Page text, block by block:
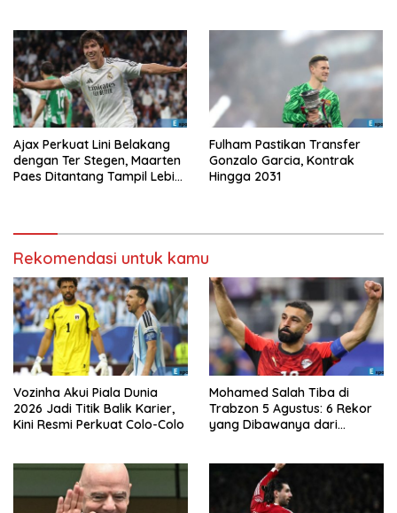
Ajax Perkuat Lini Belakang
dengan Ter Stegen, Maarten
Paes Ditantang Tampil Lebih
Fulham Pastikan Transfer
Gonzalo Garcia, Kontrak
Hingga 2031
Rekomendasi untuk kamu
Vozinha Akui Piala Dunia
2026 Jadi Titik Balik Karier,
Kini Resmi Perkuat Colo-Colo
Mohamed Salah Tiba di
Trabzon 5 Agustus: 6 Rekor
yang Dibawanya dari